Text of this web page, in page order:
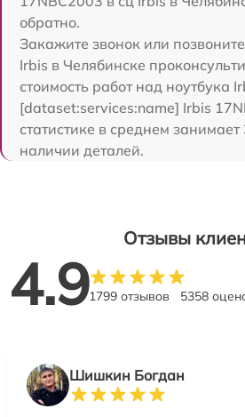
обратно.
Закажите звонок или
Irbis в Челябинске
стоимость работ над ноутбука
[dataset:services:name] Irbis
статистике в среднем
наличии деталей.
Отзывы
4.91799 отзывов 5358
Шишкин Богдан